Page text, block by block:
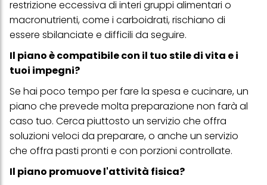
restrizione eccessiva di interi gruppi alimentari o
macronutrienti, come i carboidrati, rischiano di
essere sbilanciate e difficili da seguire.
Il piano è compatibile con il tuo stile di vita e i
tuoi impegni?
Se hai poco tempo per fare la spesa e cucinare, un
piano che prevede molta preparazione non farà al
caso tuo. Cerca piuttosto un servizio che offra
soluzioni veloci da preparare, o anche un servizio
che offra pasti pronti e con porzioni controllate.
Il piano promuove l'attività fisica?
con dati ottenuti da terze parti e altri siti Web. Utilizziamo questi
profili per scopi di marketing personalizzato, in particolare per
visualizzare annunci pubblicitari che potrebbero interessarti
(basati, ad esempio, sui tuoi interessi identificati) su questo sito
web e altri media (di terzi) tramite i dispositivi assegnati a te o
alla tua famiglia, nonché per misurare e ottimizzare il successo
delle campagne pubblicitarie.
Puoi trovare maggiori informazioni sul trattamento dei tuoi dati
nella nostra Informativa sulla protezione dei dati collegata nel piè
di pagina (Sezione "Cookie, Pixel, Impronte digitali e tecnologie
simili"). Puoi revocare il tuo consenso in qualsiasi momento con
effetto per il futuro disabilitando i cookie sul nostro sito web nella
sezione "Impostazioni cookie" collegata nel piè di pagina. Per
ulteriori informazioni sui cookie utilizzati su questo sito Web, in
informazioni dettagliate su ciascun cookie disponibili facendo